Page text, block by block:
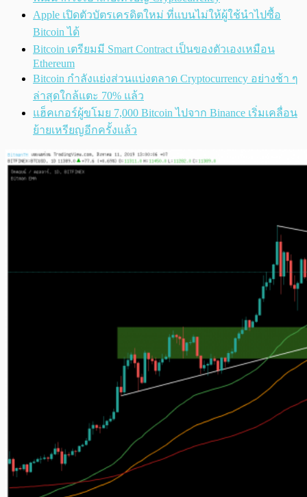
Apple เปิดตัวบัตรเครดิตใหม่ ที่แบนไม่ให้ผู้ใช้นำไปซื้อ
Bitcoin ได้
Bitcoin เตรียมมี Smart Contract เป็นของตัวเองเหมือน
Ethereum
Bitcoin กำลังแย่งส่วนแบ่งตลาด Cryptocurrency อย่างช้า ๆ
ล่าสุดใกล้แตะ 70% แล้ว
แฮ็คเกอร์ผู้ขโมย 7,000 Bitcoin ไปจาก Binance เริ่มเคลื่อน
ย้ายเหรียญอีกครั้งแล้ว